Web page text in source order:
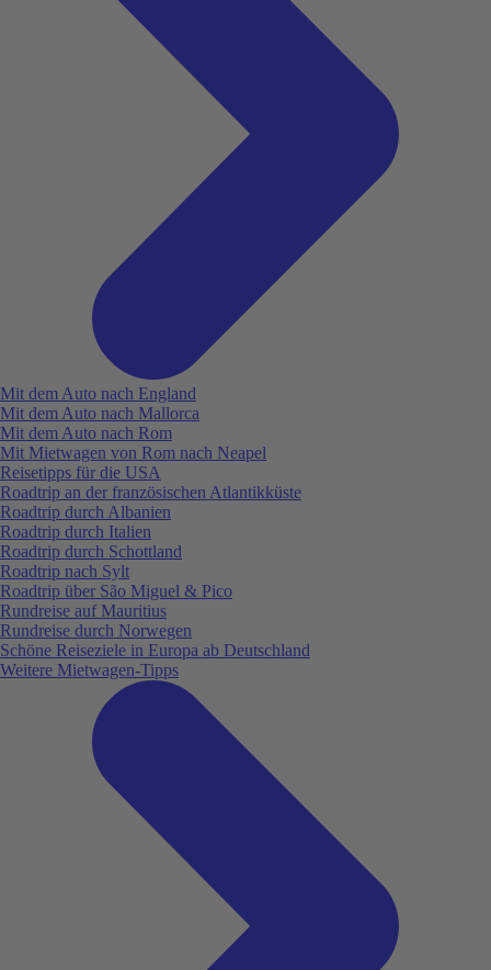
Mit dem Auto nach England
Mit dem Auto nach Mallorca
Mit dem Auto nach Rom
Mit Mietwagen von Rom nach Neapel
Reisetipps für die USA
Roadtrip an der französischen Atlantikküste
Roadtrip durch Albanien
Roadtrip durch Italien
Roadtrip durch Schottland
Roadtrip nach Sylt
Roadtrip über São Miguel & Pico
Rundreise auf Mauritius
Rundreise durch Norwegen
Schöne Reiseziele in Europa ab Deutschland
Weitere Mietwagen-Tipps